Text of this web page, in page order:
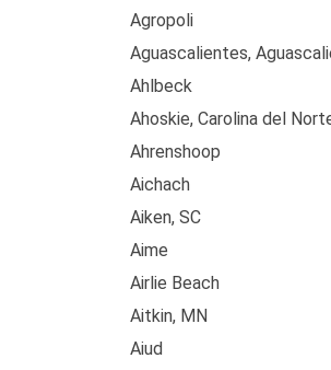
Agropoli
Aguascalientes,
Ahlbeck
Ahoskie, Carolina del
Ahrenshoop
Aichach
Aiken, SC
Aime
Airlie Beach
Aitkin, MN
Aiud